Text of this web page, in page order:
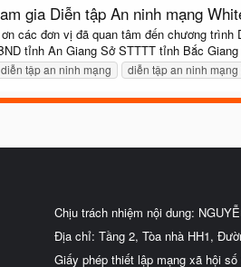
gia Diễn tập An ninh mạng
các đơn vị đã quan tâm đến chương
tỉnh An Giang Sở STTTT tỉnh Bắc
diễn tập an ninh mạng diễn tập an ninh mạng
Chịu trách nhiệm nội dung:
Địa chỉ: Tầng 2, Tòa nhà HH1,
Giấy phép thiết lập mạng xã hội